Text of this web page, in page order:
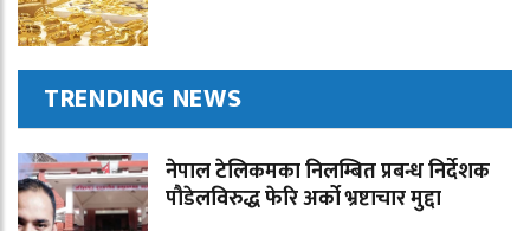
TRENDING NEWS
नेपाल टेलिकमका निलम्बित प्रबन्ध निर्देशक
पौडेलविरुद्ध फेरि अर्को भ्रष्टाचार मुद्दा